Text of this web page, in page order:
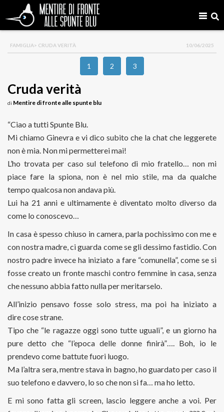
FAMIGLIA> CRUDA VERITÀ 10/06/2025
1 2 3
Cruda verità
di Mentire di fronte alle spunte blu
“Ciao a tutti Spunte Blu.
Mi chiamo Ginevra e vi dico subito che la chat che leggerete
non è mia. Non mi permetterei mai!
L’ho trovata per caso sul telefono di mio fratello… non mi
piace fare la spiona, non è nel mio stile, ma da qualche
tempo qualcosa non andava più.
Lui ha 21 anni e ultimamente è diventato molto diverso da
come lo conoscevo…
In casa è spesso chiuso in camera, parla pochissimo con me e
con nostra madre, ci guarda come se gli dessimo fastidio. Con
nostro padre invece ha iniziato a fare “comunella”, come se si
fosse creato un fronte maschi contro femmine in casa, senza
che nessuno abbia fatto nulla per meritarselo.
All’inizio pensavo fosse solo stress, ma poi ha iniziato a
dire cose strane.
Tipo che “le ragazze oggi sono tutte uguali”, e un giorno ha
pure detto che “l’epoca delle donne finirà”…. Boh, io le
prendevo come battute fuori luogo.
Ma l’altra sera, mentre stava in bagno, ho guardato per caso il
suo telefono e davvero, lo so che non si fa… ma ho letto.
E mi sono fatta gli screen, lascio leggere anche a voi. Per